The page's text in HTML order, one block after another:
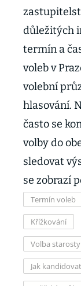
důležitých
termín a
voleb v
volební
hlasování.
často se
volby do
sledovat
se zobrazí
Termín voleb
Křížkování
Volba
Jak